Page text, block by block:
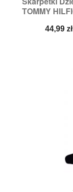
TOMMY
Cena
44,99 zł